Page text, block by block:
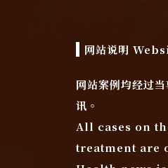
网站说明
网站案例均经过
讯。
All cases on
treatment are